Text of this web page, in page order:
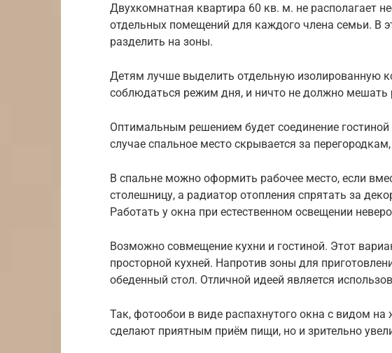
Двухкомнатная квартира 60 кв. м. не располагает
отдельных помещений для каждого члена семьи. В
разделить на зоны.
Детям лучше выделить отдельную изолированную
соблюдаться режим дня, и ничто не должно мешать
Оптимальным решением будет соединение
случае спальное место скрывается за
В спальне можно оформить рабочее место, если
столешницу, а радиатор отопления спрятать за
Работать у окна при естественном освещении
Возможно совмещение кухни и гостиной. Этот
просторной кухней. Напротив зоны для
обеденный стол. Отличной идеей является
Так, фотообои в виде распахнутого окна с видом на
сделают приятным приём пищи, но и зрительно